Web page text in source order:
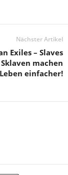
Nächster Artikel
Exiles – Slaves
machen
einfacher!